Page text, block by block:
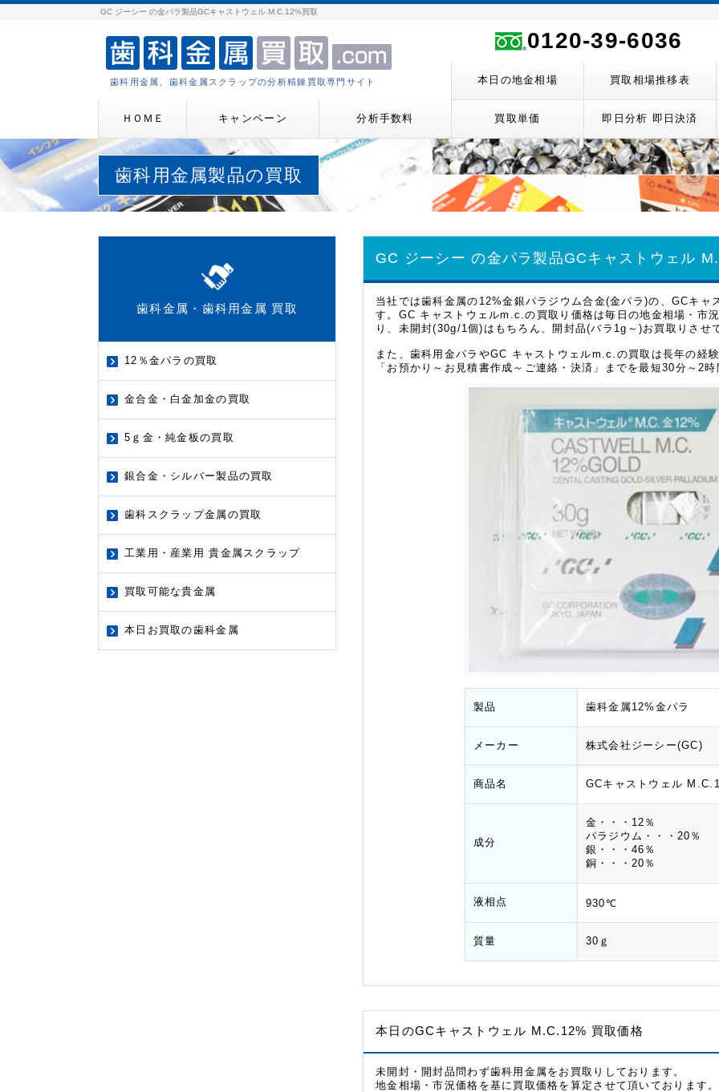
GC ジーシー の金パラ製品GCキャストウェル M.C.12%買取
歯科用金属、歯科金属スクラップの分析精錬買取専門サイト
0120-39-6036
本日の地金相場 買取相場推移表
ＨＯＭＥ キャンペーン 分析手数料 買取単価 即日分析 即日決済
歯科用金属製品の買取
GC ジーシー の金パラ製品GCキャストウェル
当社では歯科金属の12%金銀パラジウム合金(金パラ)の、GCキ
す。GC キャストウェルm.c.の買取り価格は毎日の地金相場・市
り、未開封(30g/1個)はもちろん、開封品(バラ1g～)お買取りさせ
また、歯科用金パラやGC キャストウェルm.c.の買取は長年の経
「お預かり～お見積書作成～ご連絡・決済」までを最短30分～2
製品 歯科金属12%金パラ
メーカー 株式会社ジーシー(GC)
商品名 GCキャストウェル
成分
金・・・12％
パラジウム・・・20％
銀・・・46％
銅・・・20％
液相点 930℃
質量 30ｇ
本日のGCキャストウェル M.C.12% 買取価格
未開封・開封品問わず歯科用金属をお買取りしております。
地金相場・市況価格を基に買取価格を算定させて頂いております。
歯科金属・歯科用金属 買取
12％金パラの買取
金合金・白金加金の買取
5ｇ金・純金板の買取
銀合金・シルバー製品の買取
歯科スクラップ金属の買取
工業用・産業用 貴金属スクラップ
買取可能な貴金属
本日お買取の歯科金属